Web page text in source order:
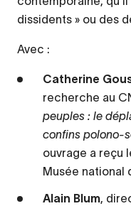
dissidents » ou des
Avec :
Catherine
recherche au
peuples : le
confins polono-
ouvrage a reçu
Musée national
Alain Blum,